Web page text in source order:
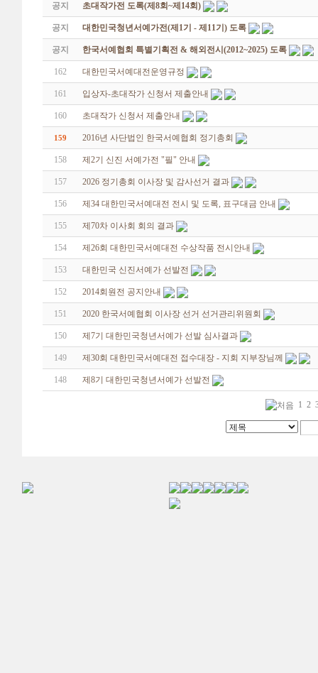
공지 초대작가전 도록(제8회~제14회)
공지 대한민국청년서예가전(제1기 - 제11기) 도록
공지 한국서예협회 특별기획전 & 해외전시(2012~2025) 도록
162 대한민국서예대전운영규정
161 입상자-초대작가 신청서 제출안내
160 초대작가 신청서 제출안내
159 2016년 사단법인 한국서예협회 정기총회
158 제2기 신진 서예가전 "필" 안내
157 2026 정기총회 이사장 및 감사선거 결과
156 제34 대한민국서예대전 전시 및 도록, 표구대금 안내
155 제70차 이사회 회의 결과
154 제26회 대한민국서예대전 수상작품 전시안내
153 대한민국 신진서예가 선발전
152 2014회원전 공지안내
151 2020 한국서예협회 이사장 선거 선거관리위원회
150 제7기 대한민국청년서예가 선발 심사결과
149 제30회 대한민국서예대전 접수대장 - 지회 지부장님께
148 제8기 대한민국청년서예가 선발전
1 2